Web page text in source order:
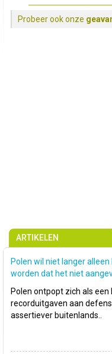
Probeer ook onze
ARTIKELEN
Polen wil niet langer
worden dat het niet
Polen ontpopt zich als
recorduitgaven aan
assertiever buitenlands..